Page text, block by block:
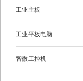
工业主板
工业平板电脑
智微工控机